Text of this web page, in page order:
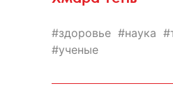
здоровье наука
ученые